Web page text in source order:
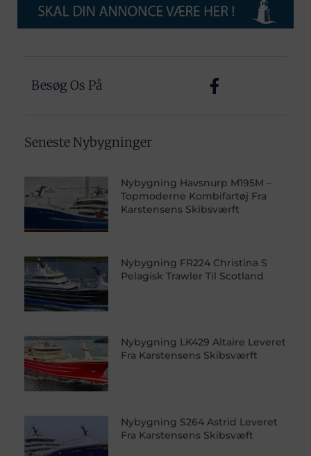
Besøg Os På
Seneste Nybygninger
Nybygning Havsnurp M195M –
Topmoderne Kombifartøj Fra
Karstensens Skibsværft
Nybygning FR224 Christina S
Pelagisk Trawler Til Scotland
Nybygning LK429 Altaire Leveret
Fra Karstensens Skibsværft
Nybygning S264 Astrid Leveret
Fra Karstensens Skibsvæft